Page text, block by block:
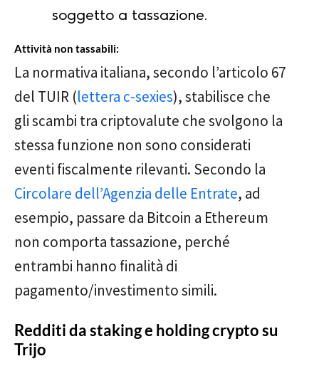
soggetto a tassazione.
Attività non tassabili:
La normativa italiana, secondo l’articolo 67
del TUIR (lettera c-sexies), stabilisce che
gli scambi tra criptovalute che svolgono la
stessa funzione non sono considerati
eventi fiscalmente rilevanti. Secondo la
Circolare dell’Agenzia delle Entrate, ad
esempio, passare da Bitcoin a Ethereum
non comporta tassazione, perché
entrambi hanno finalità di
pagamento/investimento simili.
Redditi da staking e holding crypto su
Trijo